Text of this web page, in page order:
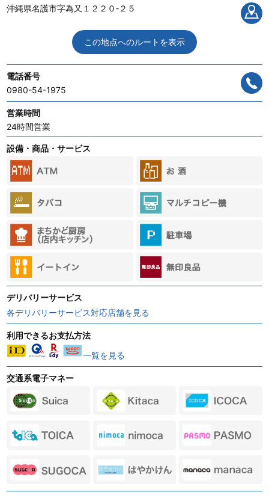
沖縄県名護市字為又１２２０‐２５
この地点へのルートを表示
電話番号
0980-54-1975
営業時間
24時間営業
設備・商品・サービス
デリバリーサービス
各デリバリーサービス対応店舗を見る
利用できるお支払方法
一覧を見る
交通系電子マネー